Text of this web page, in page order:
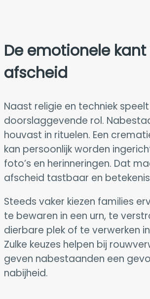
De emotionele
afscheid
Naast religie en techniek
doorslaggevende rol.
houvast in rituelen. Een
kan persoonlijk worden
foto’s en herinneringen. Dat
afscheid tastbaar en
Steeds vaker kiezen families
te bewaren in een urn, te
dierbare plek of te verwerken
Zulke keuzes helpen bij
geven nabestaanden een
nabijheid.